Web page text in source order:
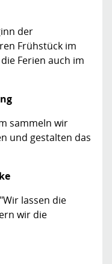
der
Frühstück im
Ferien auch im
sammeln wir
und gestalten das
lassen die
wir die